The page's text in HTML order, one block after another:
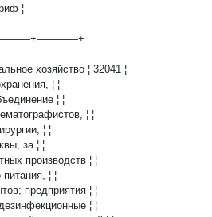
¦
хозяйство ¦ 32041 ¦
¦ ¦
¦ ¦
¦ ¦
¦ ¦
за ¦ ¦
производств ¦ ¦
¦ ¦
предприятия ¦ ¦
¦ ¦